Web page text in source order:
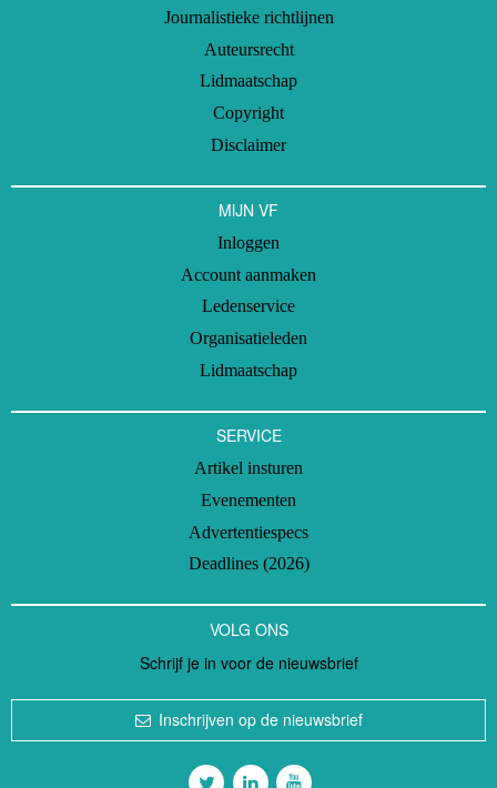
Journalistieke richtlijnen
Auteursrecht
Lidmaatschap
Copyright
Disclaimer
MIJN VF
Inloggen
Account aanmaken
Ledenservice
Organisatieleden
Lidmaatschap
SERVICE
Artikel insturen
Evenementen
Advertentiespecs
Deadlines (2026)
VOLG ONS
Schrijf je in voor de nieuwsbrief
Inschrijven op de nieuwsbrief